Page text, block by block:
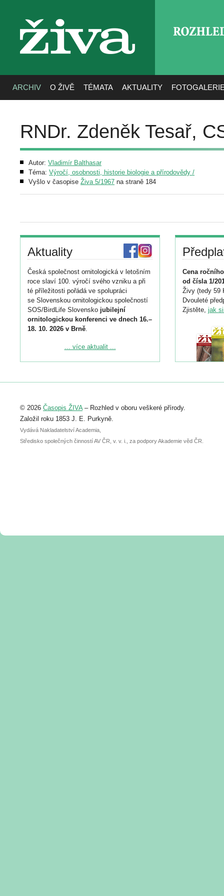
živa
ARCHIV O ŽIVĚ TÉMATA AKTUALITY
RNDr. Zdeněk Tesař,
Autor: Vladimír Balthasar
Téma: Výročí, osobnosti, historie biologie a přírodovědy /
Vyšlo v časopise Živa 5/1967 na straně 184
Aktuality
Česká společnost ornitologická v letošním
roce slaví 100. výročí svého vzniku a při
té příležitosti pořádá ve spolupráci
se Slovenskou ornitologickou společností
SOS/BirdLife Slovensko jubilejní
ornitologickou konferenci ve dnech 16.–
18. 10. 2026 v Brně.
Podrobnější informace ke konferenci
Registrovat se můžete do 6. září.
abstraktu přihlášené přednášky nebo
posteru je už 30. června.
... více aktualit ...
Cena
od čísla 1/
Živy (tedy 59
Dvouleté
Zjistěte, jak
© 2026 Časopis ŽIVA– Rozhled v oboru veškeré přírody.
Založil roku 1853 J. E. Purkyně.
Vydává Nakladatelství Academia,
Středisko společných činností AV ČR, v. v. i., za podpory Akademie věd ČR.